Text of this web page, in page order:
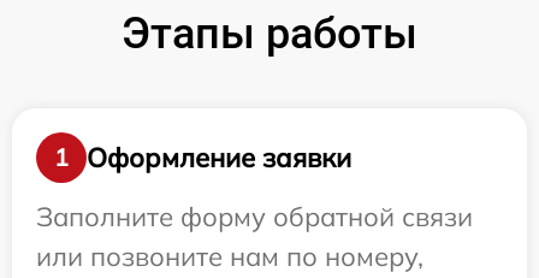
Этапы работы
1
Оформление заявки
Заполните форму обратной связи
или позвоните нам по номеру,